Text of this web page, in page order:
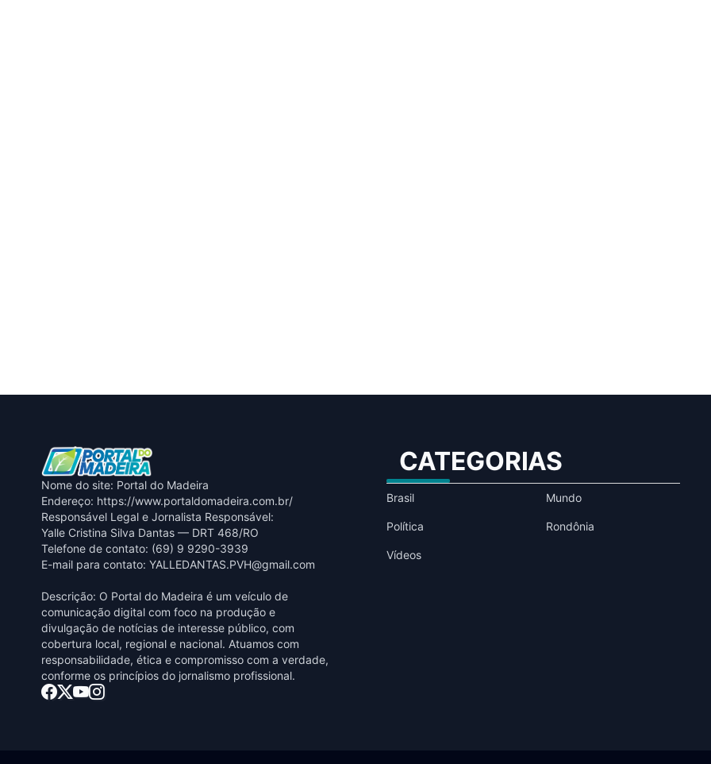
Nome do site: Portal do Madeira
Endereço: https://www.portaldomadeira.com.br/
Responsável Legal e Jornalista Responsável:
Yalle Cristina Silva Dantas — DRT 468/RO
Telefone de contato: (69) 9 9290-3939
E-mail para contato: YALLEDANTAS.PVH@gmail.com
Descrição: O Portal do Madeira é um veículo de
comunicação digital com foco na produção e
divulgação de notícias de interesse público, com
cobertura local, regional e nacional. Atuamos com
responsabilidade, ética e compromisso com a verdade,
conforme os princípios do jornalismo profissional.
CATEGORIAS
Brasil Mundo
Política Rondônia
Vídeos